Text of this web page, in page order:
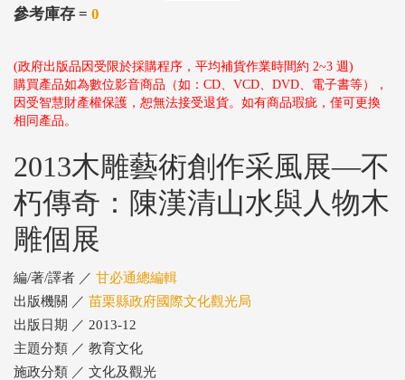
參考庫存 = 0
(政府出版品因受限於採購程序，平均補貨作業時間約 2~3 週)
購買產品如為數位影音商品（如：CD、VCD、DVD、電子書等），
因受智慧財產權保護，恕無法接受退貨。如有商品瑕疵，僅可更換
相同產品。
2013木雕藝術創作采風展—不
朽傳奇：陳漢清山水與人物木
雕個展
編/著/譯者 ／ 甘必通總編輯
出版機關 ／ 苗栗縣政府國際文化觀光局
出版日期 ／ 2013-12
主題分類 ／ 教育文化
施政分類 ／ 文化及觀光